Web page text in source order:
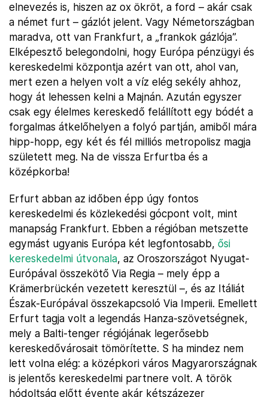
elnevezés is, hiszen az ox ökröt, a ford – akár csak
a német furt – gázlót jelent. Vagy Németországban
maradva, ott van Frankfurt, a „frankok gázlója”.
Elképesztő belegondolni, hogy Európa pénzügyi és
kereskedelmi központja azért van ott, ahol van,
mert ezen a helyen volt a víz elég sekély ahhoz,
hogy át lehessen kelni a Majnán. Azután egyszer
csak egy élelmes kereskedő felállított egy bódét a
forgalmas átkelőhelyen a folyó partján, amiből mára
hipp-hopp, egy két és fél milliós metropolisz magja
született meg. Na de vissza Erfurtba és a
középkorba!
Erfurt abban az időben épp úgy fontos
kereskedelmi és közlekedési gócpont volt, mint
manapság Frankfurt. Ebben a régióban metszette
egymást ugyanis Európa két legfontosabb, ősi
kereskedelmi útvonala, az Oroszországot Nyugat-
Európával összekötő Via Regia – mely épp a
Krämerbrückén vezetett keresztül –, és az Itáliát
Észak-Európával összekapcsoló Via Imperii. Emellett
Erfurt tagja volt a legendás Hanza-szövetségnek,
mely a Balti-tenger régiójának legerősebb
kereskedővárosait tömörítette. S ha mindez nem
lett volna elég: a középkori város Magyarországnak
is jelentős kereskedelmi partnere volt. A török
hódoltság előtt évente akár kétszázezer